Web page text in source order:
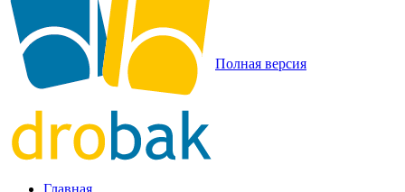
Полная версия
Главная